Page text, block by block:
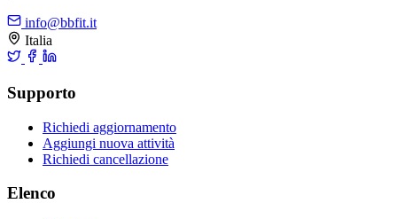
info@bbfit.it
Italia
Supporto
Richiedi aggiornamento
Aggiungi nuova attività
Richiedi cancellazione
Elenco